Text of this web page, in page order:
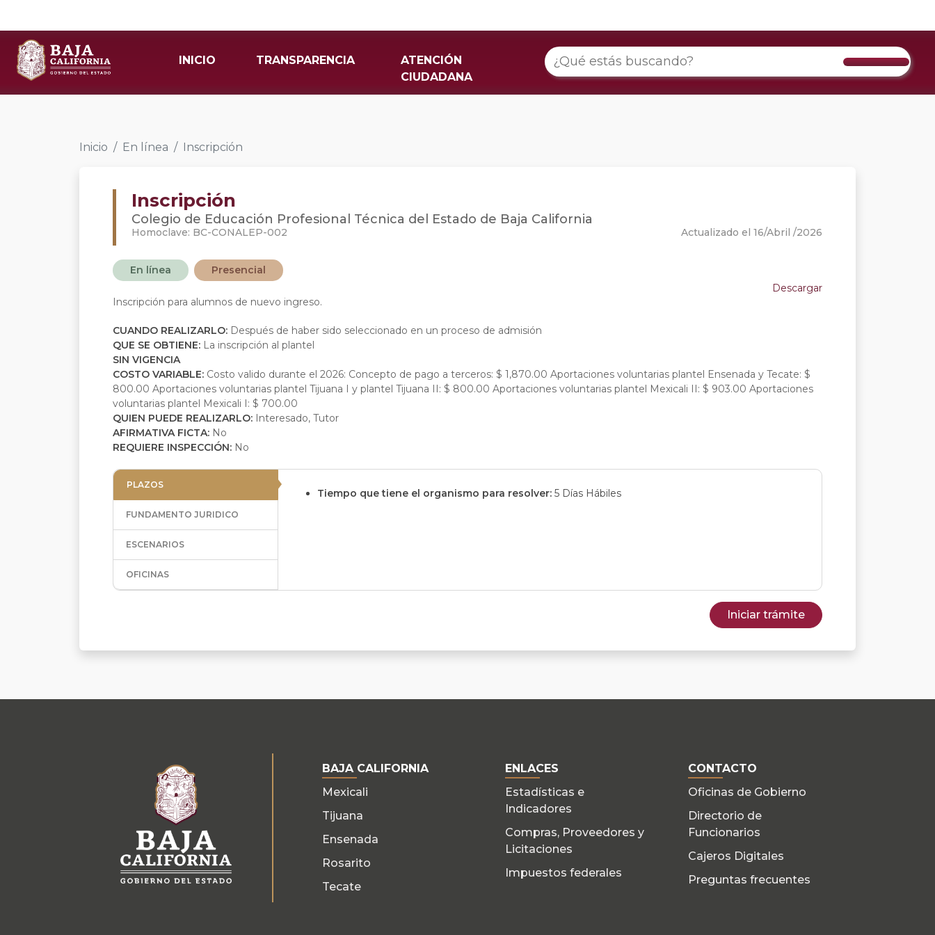
INICIO TRANSPARENCIA
ATENCIÓN
CIUDADANA
Inicio En línea Inscripción
Inscripción
Colegio de Educación Profesional Técnica del Estado de Baja California
Homoclave: BC-CONALEP-002 Actualizado el 16/Abril /2026
En línea
Presencial
Descargar
Inscripción para alumnos de nuevo ingreso.
CUANDO REALIZARLO: Después de haber sido seleccionado en un proceso de admisión
QUE SE OBTIENE: La inscripción al plantel
SIN VIGENCIA
COSTO VARIABLE: Costo valido durante el 2026: Concepto de pago a terceros: $ 1,870.00 Aportaciones voluntarias plantel Ensenada y Tecate: $
800.00 Aportaciones voluntarias plantel Tijuana I y plantel Tijuana II: $ 800.00 Aportaciones voluntarias plantel Mexicali II: $ 903.00 Aportaciones
voluntarias plantel Mexicali I: $ 700.00
QUIEN PUEDE REALIZARLO: Interesado, Tutor
AFIRMATIVA FICTA: No
REQUIERE INSPECCIÓN: No
PLAZOS
FUNDAMENTO JURIDICO
ESCENARIOS
OFICINAS
Tiempo que tiene el organismo para resolver: 5 Días Hábiles
Iniciar trámite
BAJA CALIFORNIA
Mexicali
Tijuana
Ensenada
Rosarito
Tecate
ENLACES
Estadísticas e
Indicadores
Compras, Proveedores y
Licitaciones
Impuestos federales
CONTACTO
Oficinas de Gobierno
Directorio de
Funcionarios
Cajeros Digitales
Preguntas frecuentes